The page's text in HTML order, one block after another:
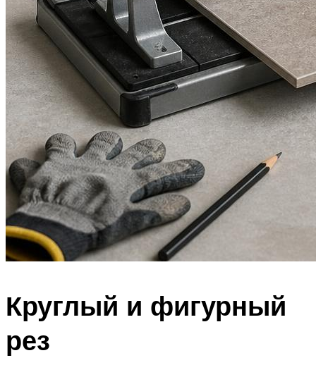
Круглый и фигурный
рез